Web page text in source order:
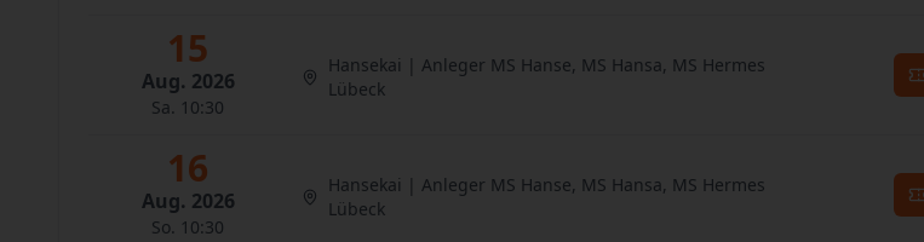
15
Aug. 2026
Sa. 10:30
Hansekai | Anleger MS Hanse, MS Hansa, MS Hermes
Lübeck
16
Aug. 2026
So. 10:30
Hansekai | Anleger MS Hanse, MS Hansa, MS Hermes
Lübeck